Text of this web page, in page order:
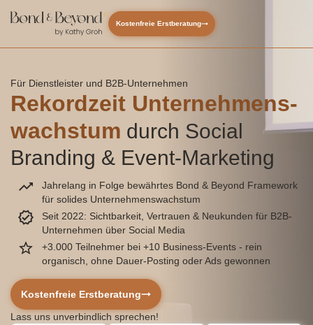
Kostenfreie Erstberatung
Für Dienstleister und B2B-Unternehmen
Rekordzeit Unternehmens-
wachstum durch Social
Branding & Event-Marketing
Jahrelang in Folge bewährtes Bond & Beyond Framework
für solides Unternehmenswachstum
Seit 2022: Sichtbarkeit, Vertrauen & Neukunden für B2B-
Unternehmen über Social Media
+3.000 Teilnehmer bei +10 Business-Events - rein
organisch, ohne Dauer-Posting oder Ads gewonnen
Kostenfreie Erstberatung
Lass uns unverbindlich sprechen!